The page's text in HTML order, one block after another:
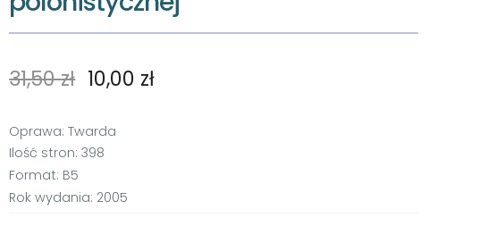
31,50zł 10,00 zł
Oprawa: Twarda
Ilość stron: 398
Format: B5
Rok wydania: 2005